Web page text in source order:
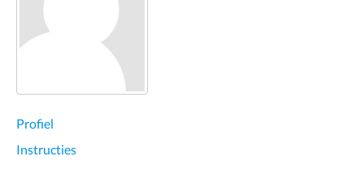
Profiel
Instructies